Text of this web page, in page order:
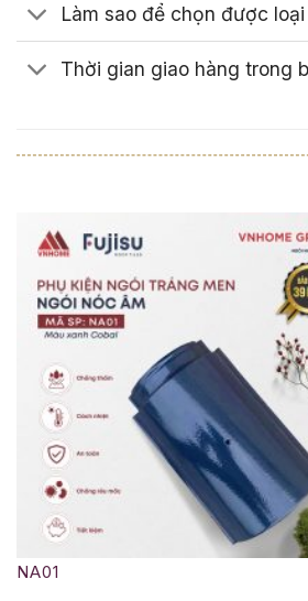
Làm sao để chọn được
Thời gian giao hàng trong
NA01